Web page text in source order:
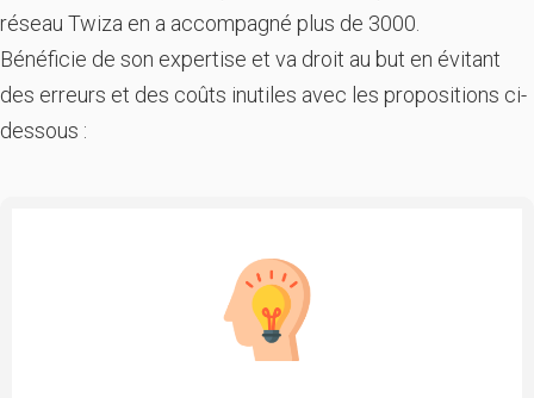
réseau Twiza en a accompagné plus de 3000.
Bénéficie de son expertise et va droit au but en évitant
des erreurs et des coûts inutiles avec les propositions ci-
dessous :